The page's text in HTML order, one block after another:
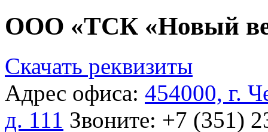
ООО «ТСК «Новый
Скачать реквизиты
Адрес офиса: 454000, г.
д. 111 Звоните: +7 (351)